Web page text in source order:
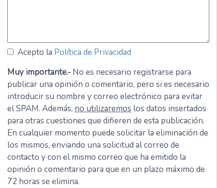
Acepto la Política de Privacidad
Muy importante.- No es necesario registrarse para
publicar una opinión o comentario, pero si es necesario
introducir su nombre y correo electrónico para evitar
el SPAM. Además, no utilizaremos los datos insertados
para otras cuestiones que difieren de esta publicación.
En cualquier momento puede solicitar la eliminación de
los mismos, enviando una solicitud al correo de
contacto y con el mismo correo que ha emitido la
opinión o comentario para que en un plazo máximo de
72 horas se elimina.